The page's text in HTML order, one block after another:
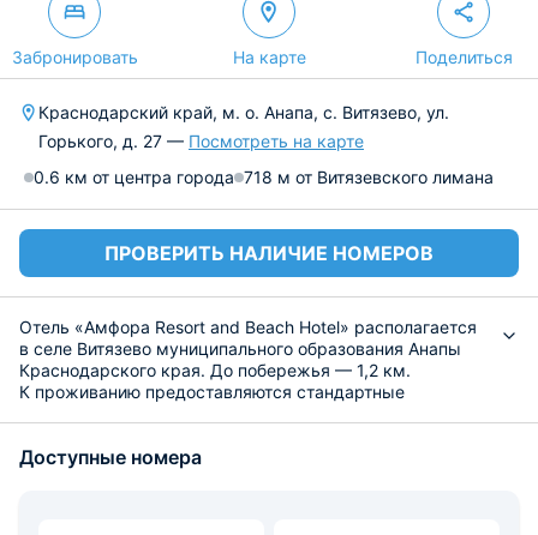
Забронировать На карте Поделиться
Краснодарский край, м. о. Анапа, с. Витязево, ул.
Горького, д. 27 — Посмотреть на карте
0.6 км от центра города 718 м от Витязевского лимана
ПРОВЕРИТЬ НАЛИЧИЕ НОМЕРОВ
Отель «Амфора Resort and Beach Hotel» располагается
в селе Витязево муниципального образования Анапы
Краснодарского края. До побережья — 1,2 км.
К проживанию предоставляются стандартные
каждой категории есть кондиционер, удобная
Доступные номера